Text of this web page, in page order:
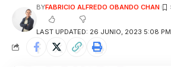
LAST UPDATED: 26 JUNIO, 2023 5:08 PM
BYFABRICIO ALFREDO OBANDO CHAN